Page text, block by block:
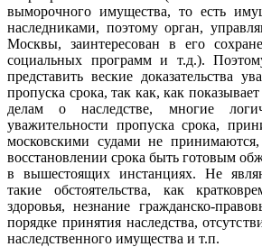
выморочного имущества, то есть
наследниками, поэтому орган,
Москвы, заинтересован в его
социальных программ и т.д.).
представить веские доказательства
пропуска срока, так как, как
делам о наследстве, многие
уважительности пропуска срока,
московскими судами не
восстановлении срока быть готовым
в вышестоящих инстанциях. Не
такие обстоятельства, как
здоровья, незнание гражданско-
порядке принятия наследства,
наследственного имущества и т.п.